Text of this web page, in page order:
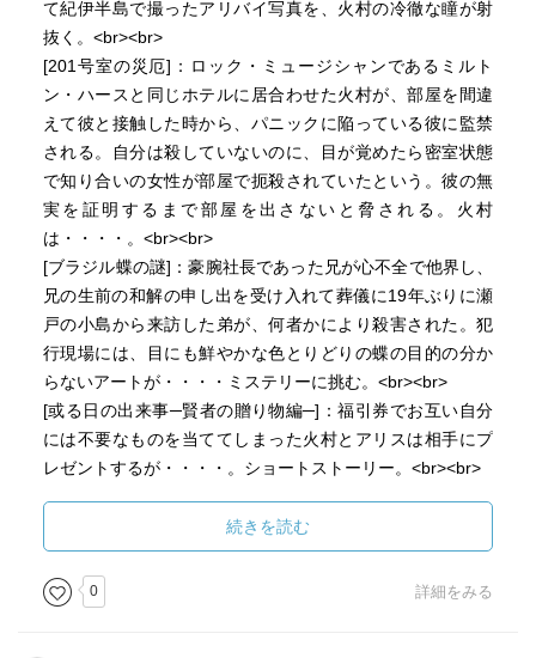
て紀伊半島で撮ったアリバイ写真を、火村の冷徹な瞳が射
抜く。<br><br>
[201号室の災厄]：ロック・ミュージシャンであるミルト
ン・ハースと同じホテルに居合わせた火村が、部屋を間違
えて彼と接触した時から、パニックに陥っている彼に監禁
される。自分は殺していないのに、目が覚めたら密室状態
で知り合いの女性が部屋で扼殺されていたという。彼の無
実を証明するまで部屋を出さないと脅される。火村
は・・・・。<br><br>
[ブラジル蝶の謎]：豪腕社長であった兄が心不全で他界し、
兄の生前の和解の申し出を受け入れて葬儀に19年ぶりに瀬
戸の小島から来訪した弟が、何者かにより殺害された。犯
行現場には、目にも鮮やかな色とりどりの蝶の目的の分か
らないアートが・・・・ミステリーに挑む。<br><br>
[或る日の出来事─賢者の贈り物編─]：福引券でお互い自分
には不要なものを当ててしまった火村とアリスは相手にプ
レゼントするが・・・・。ショートストーリー。<br><br>
でみかけた火村は・・・・。ショートストーリー。<br>
<br>[2001号室の災厄]：201号室で火村が奇禍に襲われてい
る頃、結構なホテルでアリスの安眠も遠かった。ショート
ストーリー。<br><br>
続きを読む
0 詳細をみる